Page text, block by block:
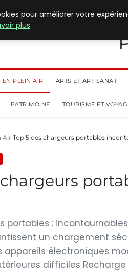
EN PLEIN AIR ARTS ET ARTISANAT
PATRIMOINE TOURISME ET
Air Top 5 des chargeurs portables
portables :
un chargement
appareils électroniques
difficiles
pour améliorer votre
plus